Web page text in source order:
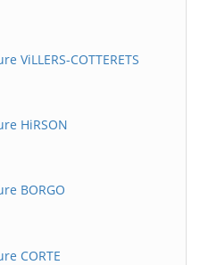
ViLLERS-COTTERETS
HiRSON
BORGO
CORTE